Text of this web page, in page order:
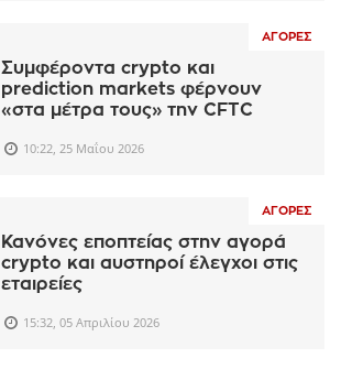
ΑΓΟΡΈΣ
Συμφέροντα crypto και
prediction markets φέρνουν
«στα μέτρα τους» την CFTC
10:22, 25 Μαΐου 2026
ΑΓΟΡΈΣ
Κανόνες εποπτείας στην αγορά
crypto και αυστηροί έλεγχοι στις
εταιρείες
15:32, 05 Απριλίου 2026